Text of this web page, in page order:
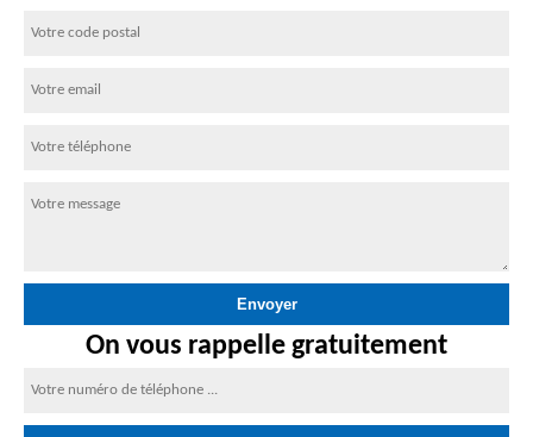
On vous rappelle gratuitement